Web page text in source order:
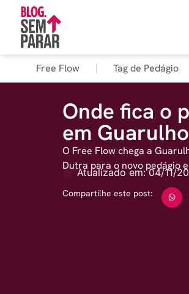
Free Flow Tag de Pedágio
Onde fica o
em
O Free Flow chega a
Dutra para o novo pedágio
Atualizado em: 04/11/
Compartilhe este post: